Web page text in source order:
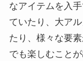
なアイテムを入
ていたり、大ア
たり、様々な要
でも楽しむことが